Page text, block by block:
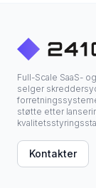
Full-Scale SaaS-
selger
støtte etter
Kontakter